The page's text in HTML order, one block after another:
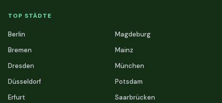
TOP STÄDTE
Berlin
Bremen
Dresden
Düsseldorf
Erfurt
Magdeburg
Mainz
München
Potsdam
Saarbrücken